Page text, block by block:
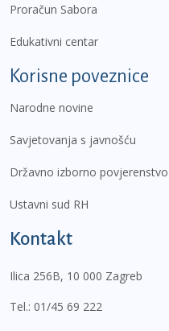
Proračun Sabora
Edukativni centar
Korisne poveznice
Narodne novine
Savjetovanja s javnošću
Državno izborno povjerenstvo
Ustavni sud RH
Kontakt
Ilica 256B, 10 000 Zagreb
Tel.: 01/45 69 222